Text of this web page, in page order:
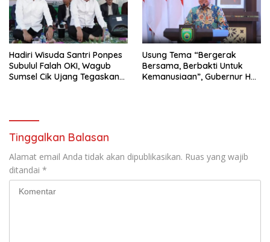
Hadiri Wisuda Santri Ponpes
Subulul Falah OKI, Wagub
Sumsel Cik Ujang Tegaskan
Usung Tema “Bergerak
Bersama, Berbakti Untuk
Kemanusiaan”, Gubernur HD
Tinggalkan Balasan
Alamat email Anda tidak akan dipublikasikan. Ruas yang wajib
ditandai *